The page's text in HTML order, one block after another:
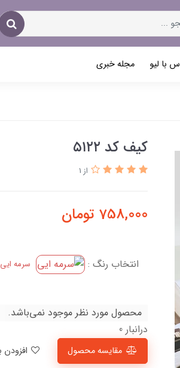
با لیو مجله خبری
کیف کد ۵۱۲۲
از 1
758,000 تومان
انتخاب رنگ : سرمه ایی
محصول مورد نظر موجود نمی‌باشد.
درانبار 0
مقایسه محصول